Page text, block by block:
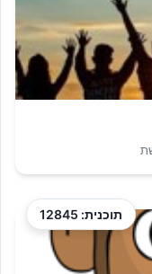
תוכנית: 12845